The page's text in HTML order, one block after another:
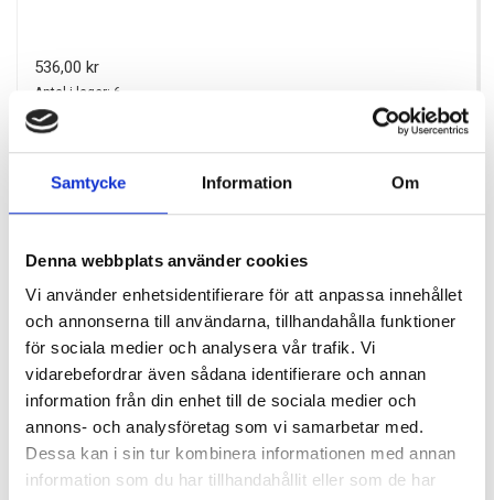
Samtycke Information Om
Denna webbplats använder cookies
Vi använder enhetsidentifierare för att anpassa innehållet
och annonserna till användarna, tillhandahålla funktioner
för sociala medier och analysera vår trafik. Vi
vidarebefordrar även sådana identifierare och annan
information från din enhet till de sociala medier och
annons- och analysföretag som vi samarbetar med.
Dessa kan i sin tur kombinera informationen med annan
information som du har tillhandahållit eller som de har
Pris
536,00 kr
Antal i lager: 6